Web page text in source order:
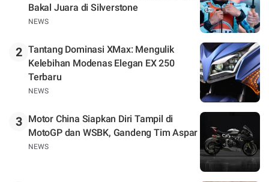
Bakal Juara di Silverstone
NEWS
2 Tantang Dominasi XMax: Mengulik
Kelebihan Modenas Elegan EX 250
Terbaru
NEWS
3
Motor China Siapkan Diri Tampil di
MotoGP dan WSBK, Gandeng Tim Aspar
NEWS